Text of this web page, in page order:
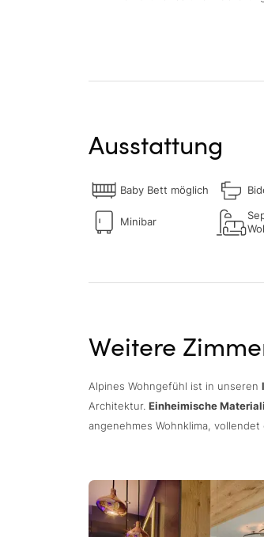
Ausstattung
Baby Bett möglich
Minibar
Weitere
Alpines Wohngefühl ist in unseren
Architektur. Einheimische
angenehmes Wohnklima,